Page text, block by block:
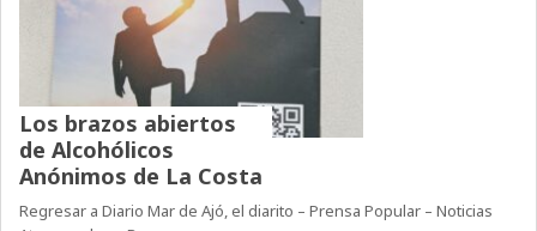
Los brazos abiertos
de Alcohólicos
Anónimos de La Costa
Regresar a Diario Mar de Ajó, el diarito – Prensa Popular – Noticias